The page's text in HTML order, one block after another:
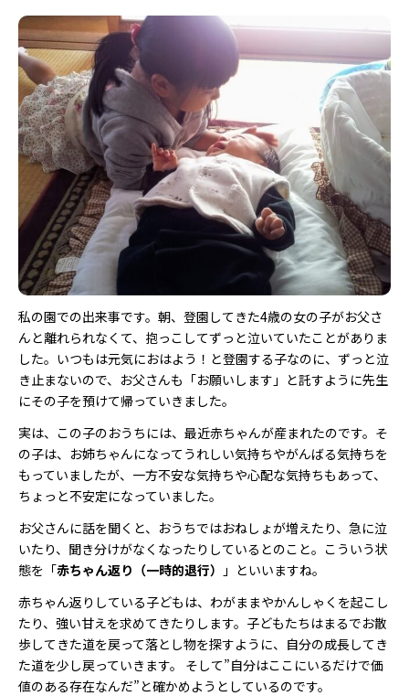
私の園での出来事です。朝、登園してきた4歳の女の子がお父さ
んと離れられなくて、抱っこしてずっと泣いていたことがありま
した。いつもは元気におはよう！と登園する子なのに、ずっと泣
き止まないので、お父さんも「お願いします」と託すように先生
にその子を預けて帰っていきました。
実は、この子のおうちには、最近赤ちゃんが産まれたのです。そ
の子は、お姉ちゃんになってうれしい気持ちやがんばる気持ちを
もっていましたが、一方不安な気持ちや心配な気持ちもあって、
ちょっと不安定になっていました。
お父さんに話を聞くと、おうちではおねしょが増えたり、急に泣
いたり、聞き分けがなくなったりしているとのこと。こういう状
態を「赤ちゃん返り（一時的退行）
」といいますね。
赤ちゃん返りしている子どもは、わがままやかんしゃくを起こし
たり、強い甘えを求めてきたりします。子どもたちはまるでお散
歩してきた道を戻って落とし物を探すように、自分の成長してき
た道を少し戻っていきます。 そして”自分はここにいるだけで価
値のある存在なんだ”と確かめようとしているのです。